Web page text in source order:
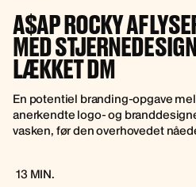
A$AP ROCKY
MED
LÆKKET DM
En potentiel branding-opgave
anerkendte logo- og
vasken, før den overhovedet
13 MIN.